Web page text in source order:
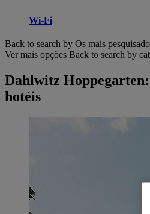
Wi-Fi
Back to search by Os mais
Ver mais opções Back to search by
Dahlwitz
hotéis